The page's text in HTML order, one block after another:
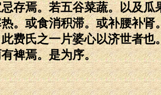
存焉。若五谷菜蔬。以及
。或食消积滞。或补腰补
费氏之一片婆心以济世者
裨焉。是为序。